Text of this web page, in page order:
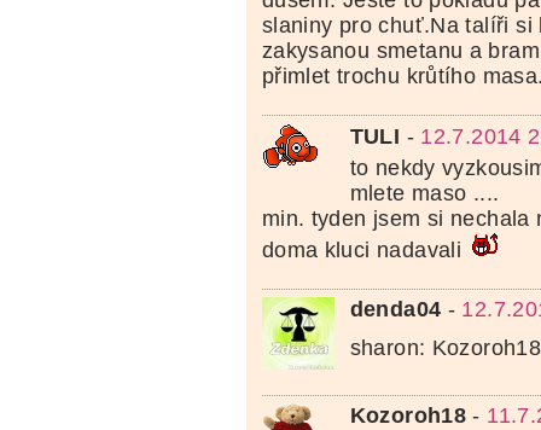
slaniny pro chuť.Na talíři si
zakysanou smetanu a
přimlet trochu krůtího
TULI - 12.7.2014
to nekdy
mlete maso ....
min. tyden jsem si nechala
doma kluci nadavali
denda04 -
sharon:
Kozoroh18 -